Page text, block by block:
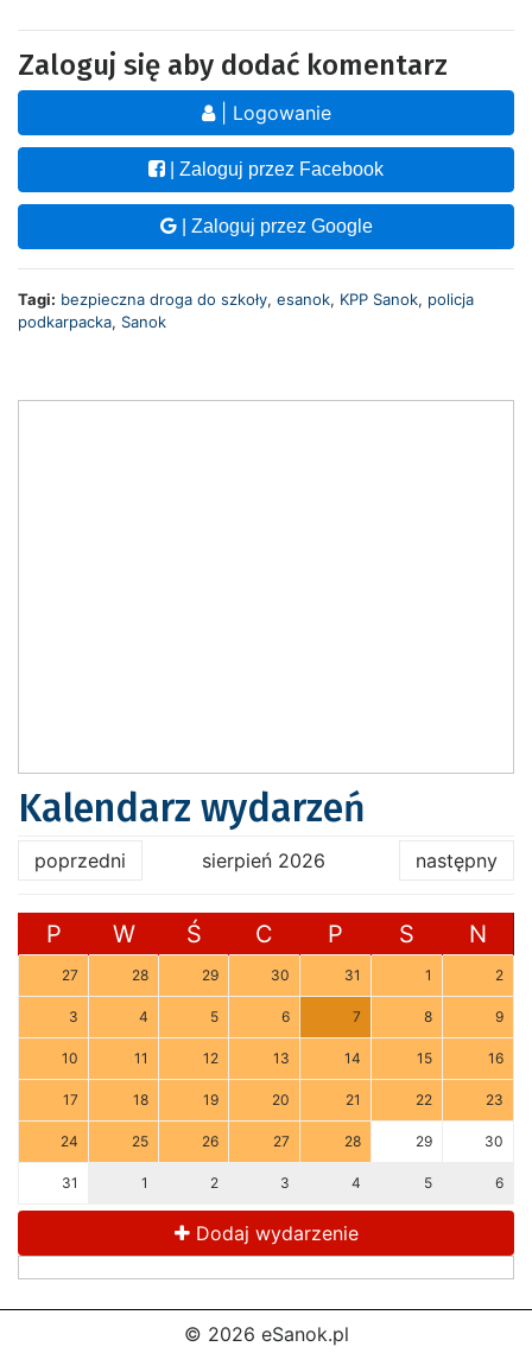
Zaloguj się aby dodać komentarz
| Logowanie
| Zaloguj przez Facebook
| Zaloguj przez Google
Tagi: bezpieczna droga do szkoły, esanok, KPP Sanok, policja
podkarpacka, Sanok
Kalendarz wydarzeń
poprzedni sierpień 2026 następny
P W Ś C P S N
27 28 29 30 31 1 2
3 4 5 6 7 8 9
10 11 12 13 14 15 16
17 18 19 20 21 22 23
24 25 26 27 28 29 30
31 1 2 3 4 5 6
Dodaj wydarzenie
© 2026 eSanok.pl